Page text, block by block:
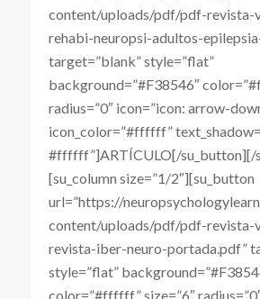
content/uploads/pdf/pdf-
rehabi-neuropsi-adultos-
target=”blank” style=”flat”
background=”#F38546″
radius=”0″ icon=”icon: arrow-
icon_color=”#ffffff”
#ffffff”]ARTÍCULO[/su_button][/
[su_column size=”1/2″][su_button
url=”https://
content/uploads/pdf/pdf-revista-
revista-iber-neuro-portada.pdf”
style=”flat”
color=”#ffffff” size=”6″